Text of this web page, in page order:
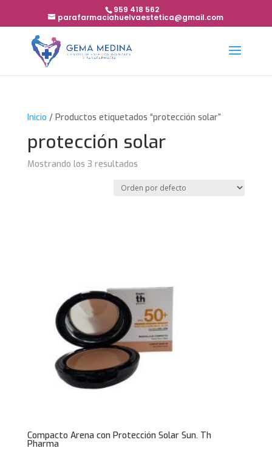
959 418 562
parafarmaciahuelvaestetica@gmail.com
Inicio / Productos etiquetados “protección solar”
protección solar
Mostrando los 3 resultados
Compacto Arena con Protección Solar Sun. Th
Pharma